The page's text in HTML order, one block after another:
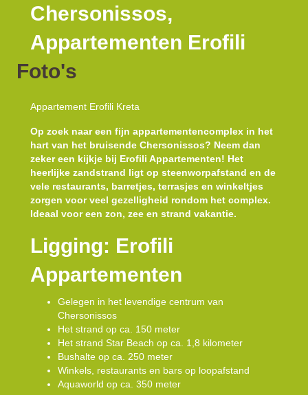
Chersonissos,
Appartementen Erofili
Foto's
Appartement Erofili Kreta
Op zoek naar een fijn appartementencomplex in het
hart van het bruisende Chersonissos? Neem dan
zeker een kijkje bij Erofili Appartementen! Het
heerlijke zandstrand ligt op steenworpafstand en de
vele restaurants, barretjes, terrasjes en winkeltjes
zorgen voor veel gezelligheid rondom het complex.
Ideaal voor een zon, zee en strand vakantie.
Ligging: Erofili
Appartementen
Gelegen in het levendige centrum van
Chersonissos
Het strand op ca. 150 meter
Het strand Star Beach op ca. 1,8 kilometer
Bushalte op ca. 250 meter
Winkels, restaurants en bars op loopafstand
Aquaworld op ca. 350 meter